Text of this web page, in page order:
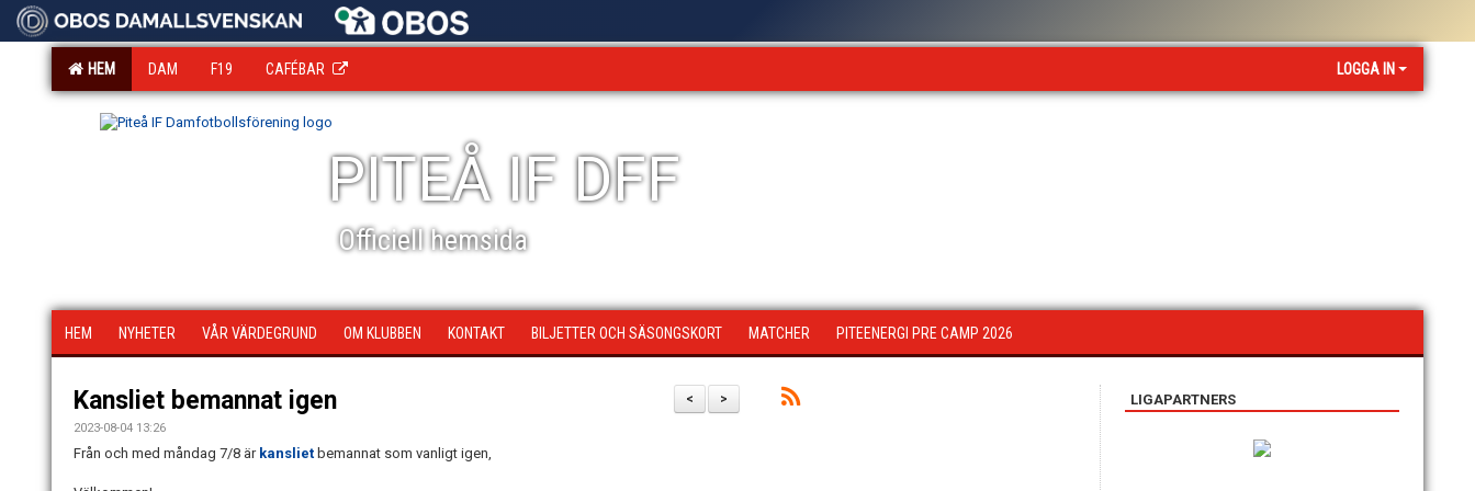
HEM DAM F19 CAFÉBAR LOGGA IN
PITEÅ IF DFF
Officiell hemsida
HEM NYHETER VÅR VÄRDEGRUND OM KLUBBEN KONTAKT BILJETTER OCH SÄSONGSKORT MATCHER PITEENERGI PRE CAMP 2026
>
<
Kansliet bemannat igen
2023-08-04 13:26
Från och med måndag 7/8 är kansliet bemannat som vanligt igen,
LIGAPARTNERS